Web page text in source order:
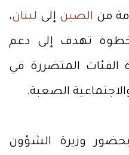
من الصين إلى لبنان،
في خطوة تهدف إلى دعم
الفئات المتضررة في
الصعبة.
وزيرة الشؤون